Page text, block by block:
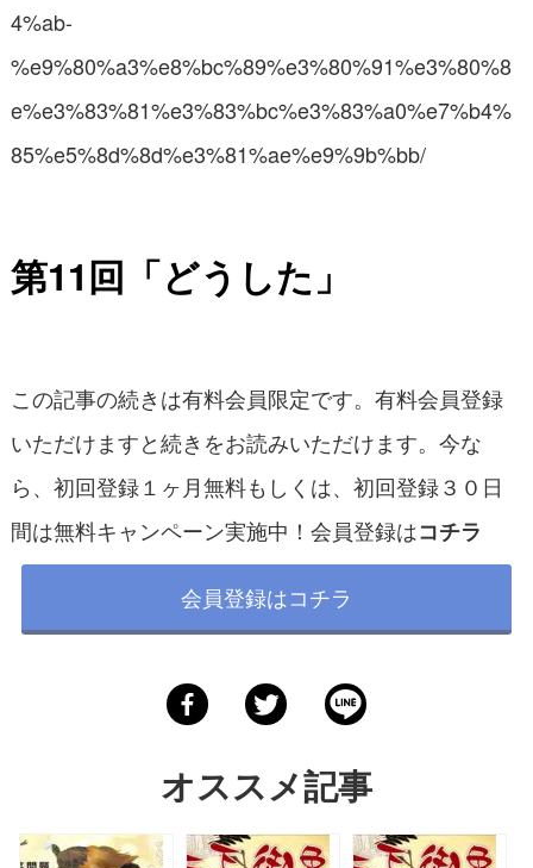
4%ab-
%e9%80%a3%e8%bc%89%e3%80%91%e3%80%8
e%e3%83%81%e3%83%bc%e3%83%a0%e7%b4%
85%e5%8d%8d%e3%81%ae%e9%9b%bb/
第11回「どうした」
この記事の続きは有料会員限定です。有料会員登録
いただけますと続きをお読みいただけます。今な
ら、初回登録１ヶ月無料もしくは、初回登録３０日
間は無料キャンペーン実施中！会員登録はコチラ
会員登録はコチラ
オススメ記事